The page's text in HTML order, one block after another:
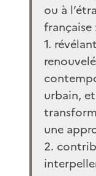
ou à
française
1.
urbain,
une
2.